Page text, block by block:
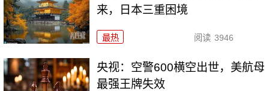
来，日本三重困境
最热 阅读 3946
央视：空警600横空出世，美航母
最强王牌失效